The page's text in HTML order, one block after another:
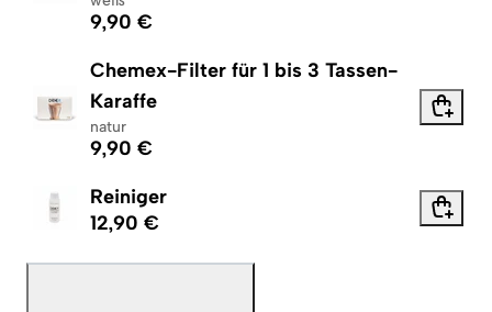
9,90 €
Chemex-Filter für 1 bis 3 Tassen-
Karaffe
natur
9,90 €
Reiniger
12,90 €